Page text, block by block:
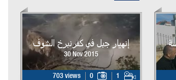
إنهيار جبل في كفرنبرخ الشوف
30 Nov 2015
703 views 0 1